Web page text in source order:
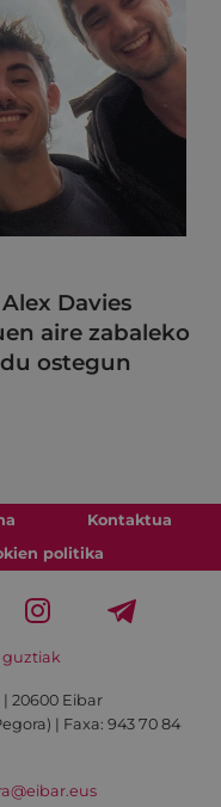
Davies
aire zabaleko
ostegun
Kontaktua
politika
guztiak
20600 Eibar
| Faxa: 943 70 84